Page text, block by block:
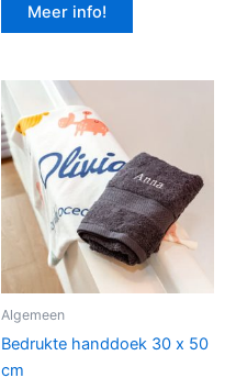
Meer info!
Algemeen
Bedrukte handdoek 30 x 50
cm